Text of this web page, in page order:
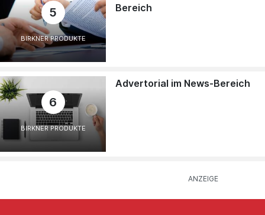
5
BIRKNER PRODUKTE
Bereich
6
BIRKNER PRODUKTE
Advertorial im News-Bereich